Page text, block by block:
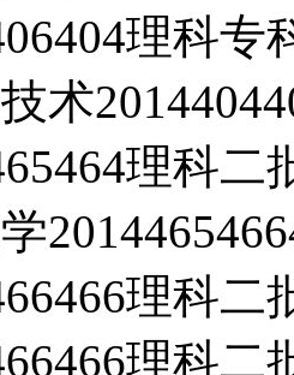
理科专
术
理科二
理科
理科二